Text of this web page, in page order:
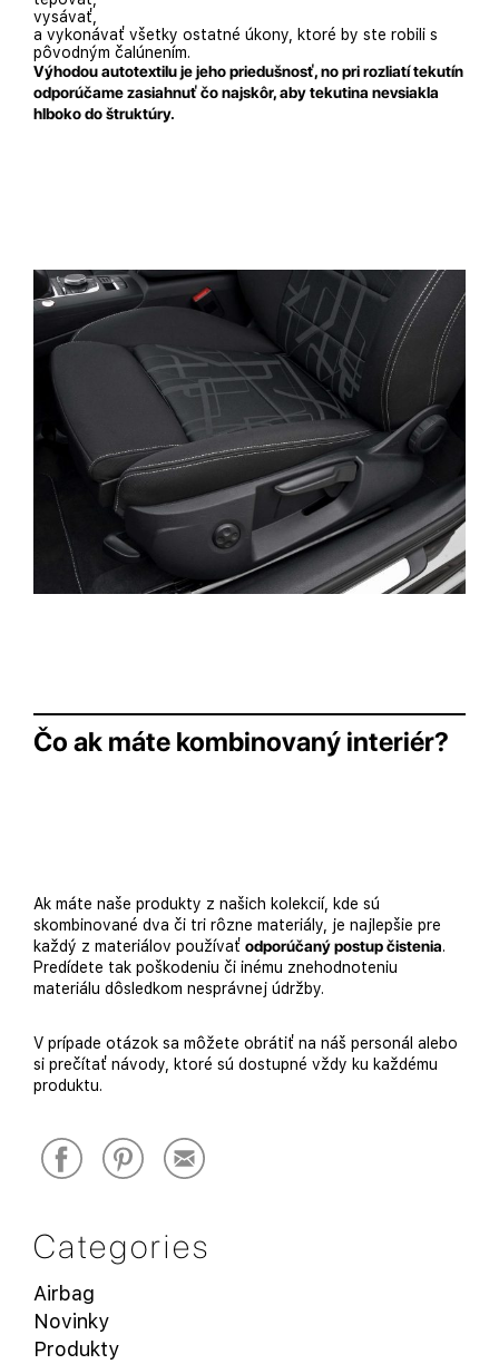
vysávať,
a vykonávať všetky ostatné úkony, ktoré by ste robili s
pôvodným čalúnením.
Výhodou autotextilu je jeho priedušnosť, no pri rozliatí tekutín
odporúčame zasiahnuť čo najskôr, aby tekutina nevsiakla
hlboko do štruktúry.
Čo ak máte kombinovaný interiér?
Ak máte naše produkty z našich kolekcií, kde sú
skombinované dva či tri rôzne materiály, je najlepšie pre
každý z materiálov používať odporúčaný postup čistenia.
Predídete tak poškodeniu či inému znehodnoteniu
materiálu dôsledkom nesprávnej údržby.
V prípade otázok sa môžete obrátiť na náš personál alebo
si prečítať návody, ktoré sú dostupné vždy ku každému
produktu.
Categories
Airbag
Novinky
Produkty